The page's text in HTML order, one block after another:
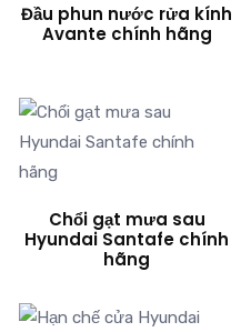
Đầu phun nước rửa kính
Avante chính hãng
Chổi gạt mưa sau
Hyundai Santafe chính
hãng